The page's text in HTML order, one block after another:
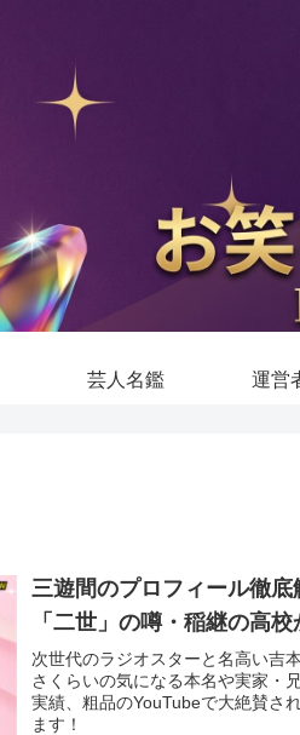
芸人名鑑 運営
三遊間のプロフィール徹底
「二世」の噂・稲継の高
次世代のラジオスターと名高い吉
さくらいの気になる本名や実家・
実績、粗品のYouTubeで大絶賛さ
ます！